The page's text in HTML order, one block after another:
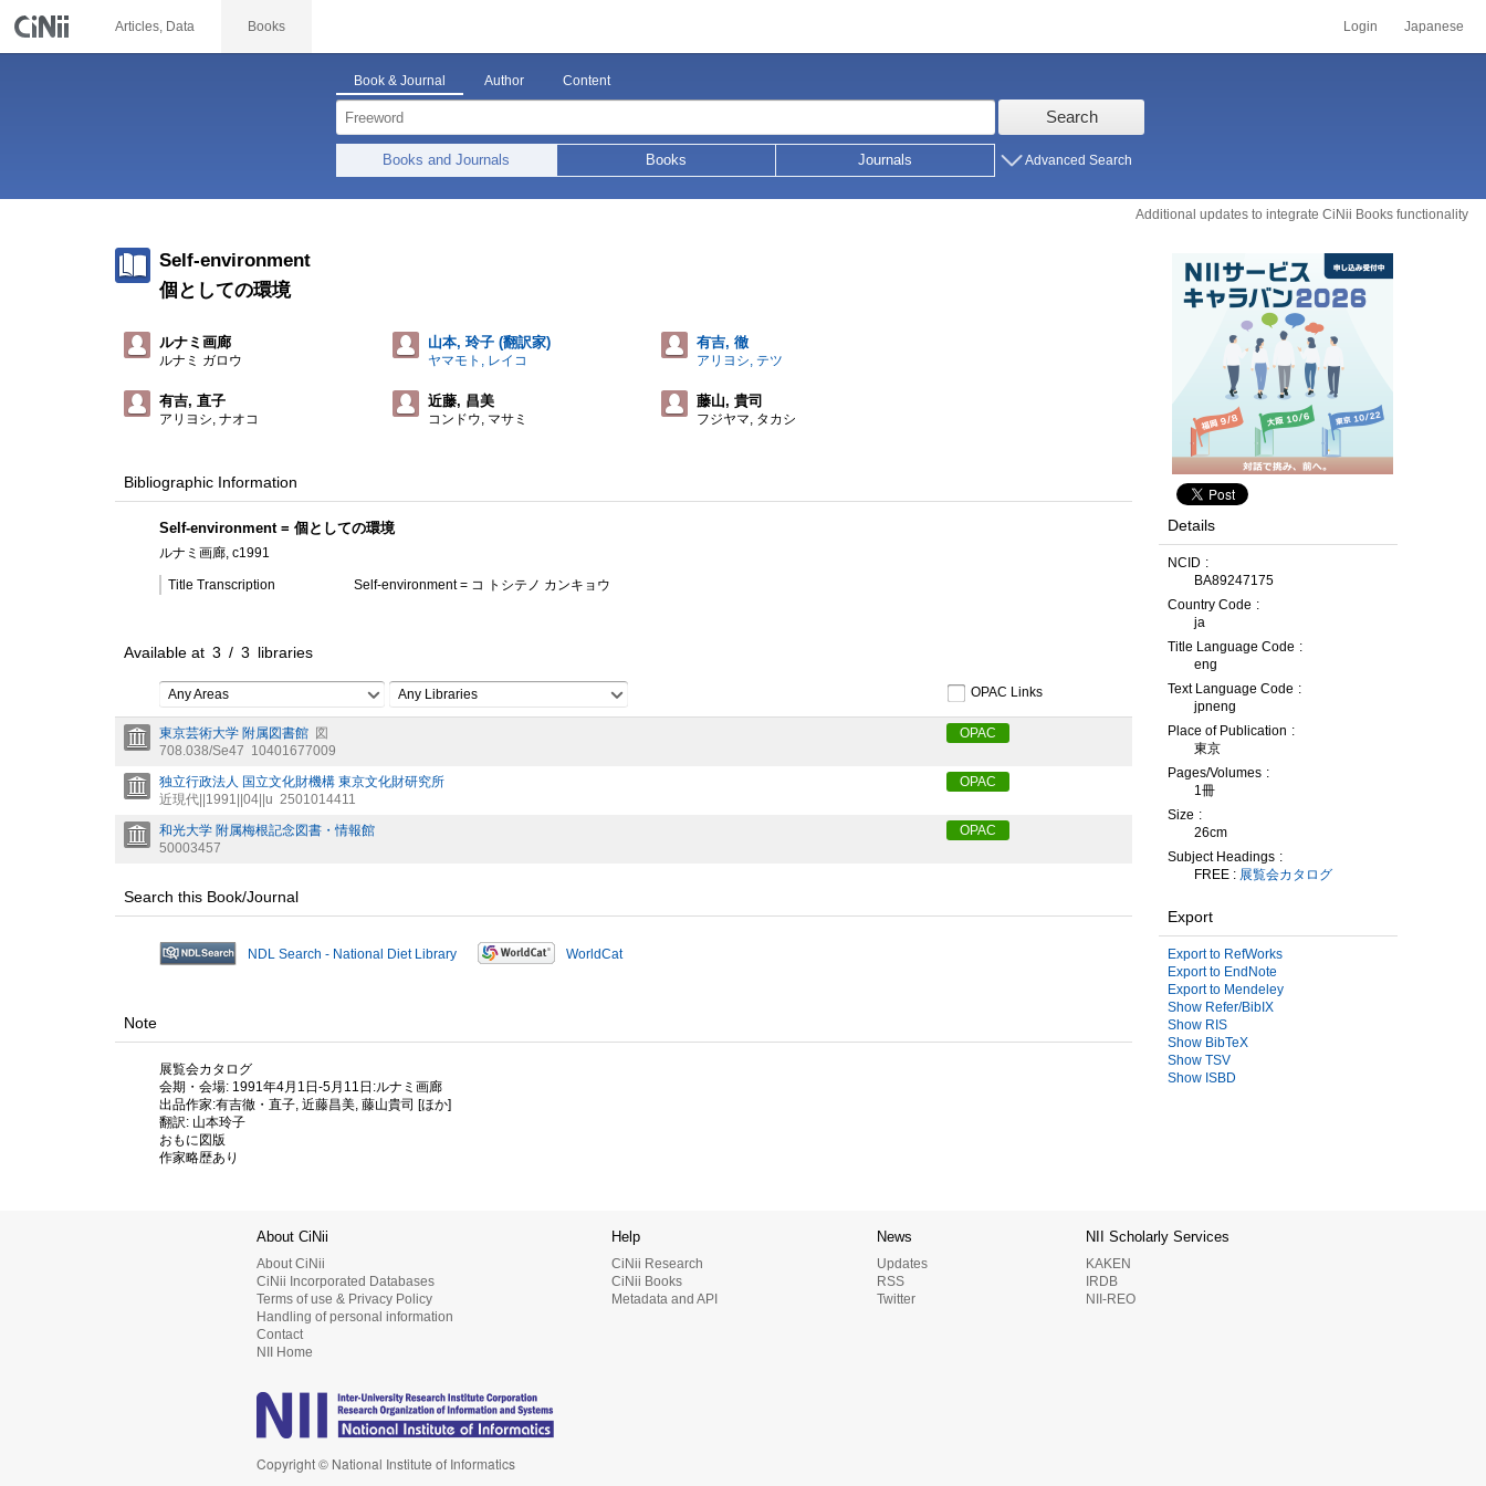
Articles, Data Books Login Japanese
Book & Journal Author Content
Search
Books and Journals Books Journals Advanced Search
Additional updates to integrate CiNii Books functionality
Self-environment
個としての環境
ルナミ画廊
ルナミ ガロウ
山本, 玲子 (翻訳家)
ヤマモト, レイコ
有吉, 徹
アリヨシ, テツ
有吉, 直子
アリヨシ, ナオコ
近藤, 昌美
コンドウ, マサミ
藤山, 貴司
フジヤマ, タカシ
Bibliographic Information
Self-environment = 個としての環境
ルナミ画廊, c1991
Title Transcription Self-environment = コ トシテノ カンキョウ
Available at 3 / 3 libraries
Any Areas Any Libraries OPAC Links
東京芸術大学 附属図書館 図
708.038/Se47 10401677009
OPAC
独立行政法人 国立文化財機構 東京文化財研究所
近現代||1991||04||u 2501014411
OPAC
和光大学 附属梅根記念図書・情報館
50003457
OPAC
Search this Book/Journal
NDL Search - National Diet Library WorldCat
Note
展覧会カタログ
会期・会場: 1991年4月1日-5月11日:ルナミ画廊
出品作家:有吉徹・直子, 近藤昌美, 藤山貴司 [ほか]
翻訳: 山本玲子
おもに図版
作家略歴あり
Details
NCID
BA89247175
Country Code
ja
Title Language Code
eng
Text Language Code
jpneng
Place of Publication
東京
Pages/Volumes
1冊
Size
26cm
Subject Headings
FREE : 展覧会カタログ
Export
Export to RefWorks
Export to EndNote
Export to Mendeley
Show Refer/BibIX
Show RIS
Show BibTeX
Show TSV
Show ISBD
About CiNii
About CiNii
CiNii Incorporated Databases
Terms of use & Privacy Policy
Handling of personal information
Contact
NII Home
Help
CiNii Research
CiNii Books
Metadata and API
News
Updates
RSS
Twitter
NII Scholarly Services
KAKEN
IRDB
NII-REO
Copyright © National Institute of Informatics